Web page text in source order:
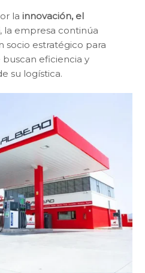
la innovación, el
, la empresa continúa
socio estratégico para
eficiencia y
su logística.